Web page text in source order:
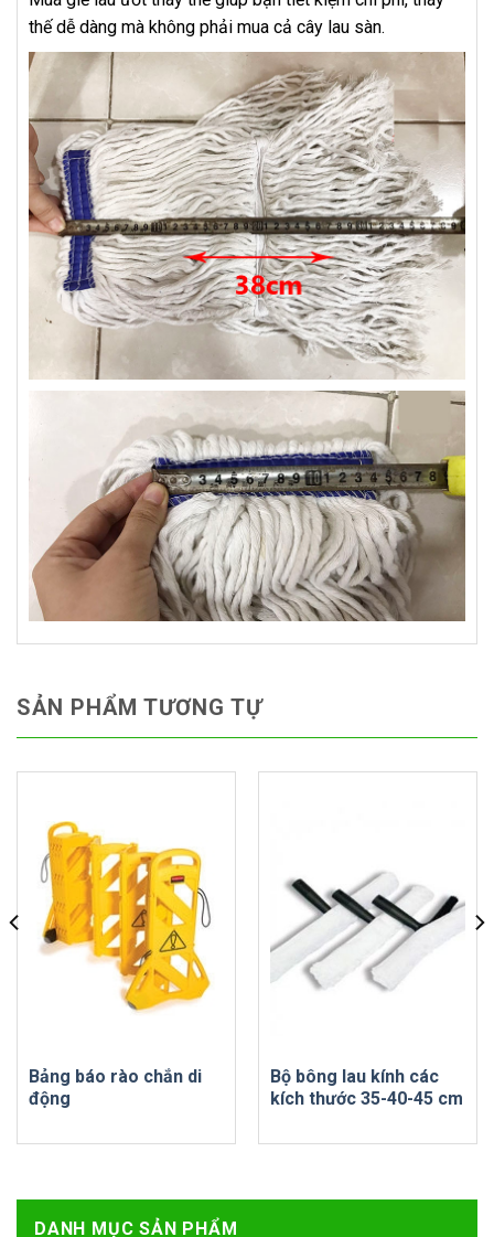
DANH MỤC SẢN PHẨM
thế dễ dàng mà không phải mua cả cây lau sàn.
SẢN PHẨM TƯƠNG TỰ
Bảng báo rào chắn di
động
Bộ bông lau kính các
kích thước 35-40-45 cm